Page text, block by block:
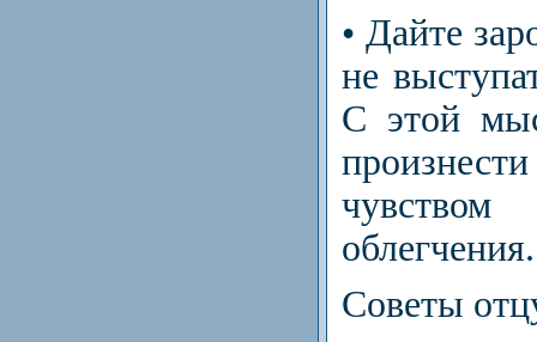
• Дайте
не
С этой
облегчения.
Советы